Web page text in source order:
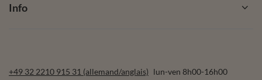
Info
+49 32 2210 915 31 (allemand/anglais) lun-ven 8h00-16h00